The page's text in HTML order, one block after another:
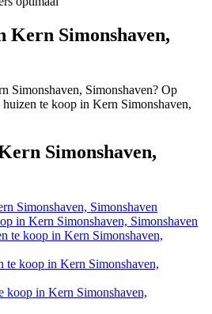
Kern Simonshaven,
Simonshaven, Simonshaven? Op
te koop in Kern Simonshaven,
Simonshaven,
Simonshaven, Simonshaven
in Kern Simonshaven, Simonshaven
te koop in Kern Simonshaven,
te koop in Kern Simonshaven,
koop in Kern Simonshaven,